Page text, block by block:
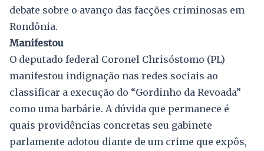
debate sobre o avanço das facções criminosas em
Rondônia.
Manifestou
O deputado federal Coronel Chrisóstomo (PL)
manifestou indignação nas redes sociais ao
classificar a execução do “Gordinho da Revoada”
como uma barbárie. A dúvida que permanece é
quais providências concretas seu gabinete
parlamente adotou diante de um crime que expôs,